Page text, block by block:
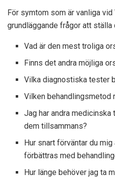
För symtom som är vanliga
grundläggande frågor att ställa
Vad är den mest troliga
Finns det andra möjliga
Vilka diagnostiska tester
Vilken behandlingsmetod
Jag har andra medicinska
dem tillsammans?
Hur snart förväntar du
förbättras med
Hur länge behöver jag ta